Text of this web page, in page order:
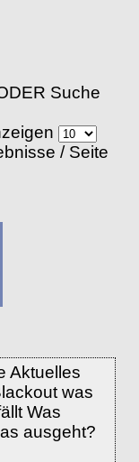
Suche
/ Seite
Aktuelles
was
Was
ausgeht?